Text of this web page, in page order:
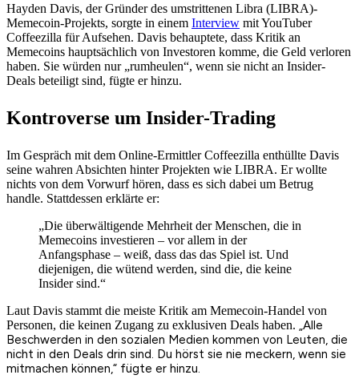
Hayden Davis, der Gründer des umstrittenen Libra (LIBRA)-
Memecoin-Projekts, sorgte in einem Interview mit YouTuber
Coffeezilla für Aufsehen. Davis behauptete, dass Kritik an
Memecoins hauptsächlich von Investoren komme, die Geld verloren
haben. Sie würden nur „rumheulen“, wenn sie nicht an Insider-
Deals beteiligt sind, fügte er hinzu.
Kontroverse um Insider-Trading
Im Gespräch mit dem Online-Ermittler Coffeezilla enthüllte Davis
seine wahren Absichten hinter Projekten wie LIBRA. Er wollte
nichts von dem Vorwurf hören, dass es sich dabei um Betrug
handle. Stattdessen erklärte er:
„Die überwältigende Mehrheit der Menschen, die in
Memecoins investieren – vor allem in der
Anfangsphase – weiß, dass das das Spiel ist. Und
diejenigen, die wütend werden, sind die, die keine
Insider sind.“
Laut Davis stammt die meiste Kritik am Memecoin-Handel von
Personen, die keinen Zugang zu exklusiven Deals haben. „Alle
Beschwerden in den sozialen Medien kommen von Leuten, die
nicht in den Deals drin sind. Du hörst sie nie meckern, wenn sie
mitmachen können,“ fügte er hinzu.